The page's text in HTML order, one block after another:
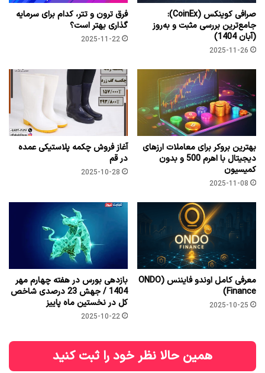
صرافی کوینکس (CoinEx):
جامع‌ترین بررسی مثبت و به‌روز
(آبان 1404)
2025-11-26
فرق ترون و تتر، کدام برای سرمایه
گذاری بهتر است؟
2025-11-22
بهترین بروکر برای معاملات ارزهای
دیجیتال با اهرم 500 و بدون
کمیسیون
2025-11-08
آغاز فروش چکمه پلاستیکی عمده
در قم
2025-10-28
معرفی کامل اوندو فایننس (ONDO
Finance)
2025-10-25
بازدهی بورس در هفته چهارم مهر
1404 / جهش 23 درصدی شاخص
کل در نخستین ماه پاییز
2025-10-22
همین حالا نظر خود را ثبت کنید